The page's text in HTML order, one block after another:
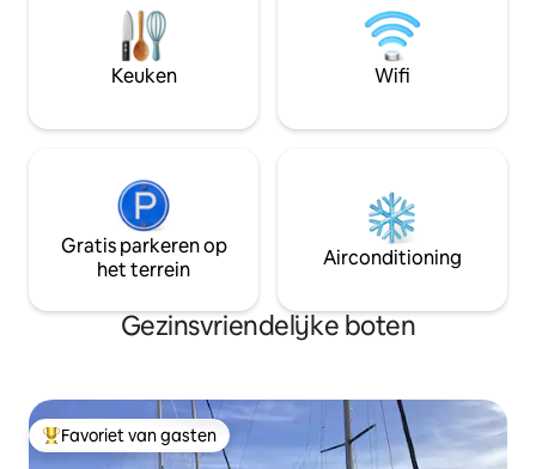
Romeinse stad, aan de poorten van de
Camargues, het Parc des Alpilles... Ter
plaatse een guiguette-sfeer met zijn
pergola uitgerust met een
huisjes 1
keuken,
verdieping met
Keuken Wifi
Gratis parkeren op
het terrein
Airconditioning
Gezinsvriendelijke boten
Topfavoriet van gasten
Favoriet van gasten